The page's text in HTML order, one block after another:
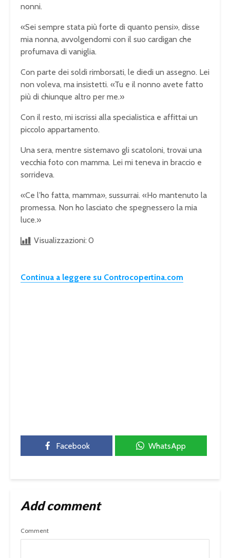
nonni.
«Sei sempre stata più forte di quanto pensi», disse
mia nonna, avvolgendomi con il suo cardigan che
profumava di vaniglia.
Con parte dei soldi rimborsati, le diedi un assegno. Lei
non voleva, ma insistetti. «Tu e il nonno avete fatto
più di chiunque altro per me.»
Con il resto, mi iscrissi alla specialistica e affittai un
piccolo appartamento.
Una sera, mentre sistemavo gli scatoloni, trovai una
vecchia foto con mamma. Lei mi teneva in braccio e
sorrideva.
«Ce l’ho fatta, mamma», sussurrai. «Ho mantenuto la
promessa. Non ho lasciato che spegnessero la mia
luce.»
Visualizzazioni: 0
Continua a leggere su Controcopertina.com
Facebook WhatsApp
Add comment
Comment